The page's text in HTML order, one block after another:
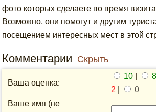
фото которых сделаете во время визита
Возможно, они помогут и другим
посещением интересных мест в этой
Комментарии Скрыть
Ваша оценка:
10 8
2
0
Ваше имя (не